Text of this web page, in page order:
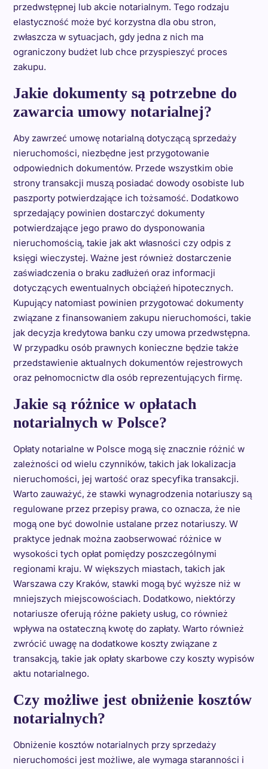
przedwstępnej lub akcie notarialnym. Tego rodzaju
elastyczność może być korzystna dla obu stron,
zwłaszcza w sytuacjach, gdy jedna z nich ma
ograniczony budżet lub chce przyspieszyć proces
zakupu.
Jakie dokumenty są potrzebne do
zawarcia umowy notarialnej?
Aby zawrzeć umowę notarialną dotyczącą sprzedaży
nieruchomości, niezbędne jest przygotowanie
odpowiednich dokumentów. Przede wszystkim obie
strony transakcji muszą posiadać dowody osobiste lub
paszporty potwierdzające ich tożsamość. Dodatkowo
sprzedający powinien dostarczyć dokumenty
potwierdzające jego prawo do dysponowania
nieruchomością, takie jak akt własności czy odpis z
księgi wieczystej. Ważne jest również dostarczenie
zaświadczenia o braku zadłużeń oraz informacji
dotyczących ewentualnych obciążeń hipotecznych.
Kupujący natomiast powinien przygotować dokumenty
związane z finansowaniem zakupu nieruchomości, takie
jak decyzja kredytowa banku czy umowa przedwstępna.
W przypadku osób prawnych konieczne będzie także
przedstawienie aktualnych dokumentów rejestrowych
oraz pełnomocnictw dla osób reprezentujących firmę.
Jakie są różnice w opłatach
notarialnych w Polsce?
Opłaty notarialne w Polsce mogą się znacznie różnić w
zależności od wielu czynników, takich jak lokalizacja
nieruchomości, jej wartość oraz specyfika transakcji.
Warto zauważyć, że stawki wynagrodzenia notariuszy są
regulowane przez przepisy prawa, co oznacza, że nie
mogą one być dowolnie ustalane przez notariuszy. W
praktyce jednak można zaobserwować różnice w
wysokości tych opłat pomiędzy poszczególnymi
regionami kraju. W większych miastach, takich jak
Warszawa czy Kraków, stawki mogą być wyższe niż w
mniejszych miejscowościach. Dodatkowo, niektórzy
notariusze oferują różne pakiety usług, co również
wpływa na ostateczną kwotę do zapłaty. Warto również
zwrócić uwagę na dodatkowe koszty związane z
transakcją, takie jak opłaty skarbowe czy koszty wypisów
aktu notarialnego.
Czy możliwe jest obniżenie kosztów
notarialnych?
Obniżenie kosztów notarialnych przy sprzedaży
nieruchomości jest możliwe, ale wymaga staranności i